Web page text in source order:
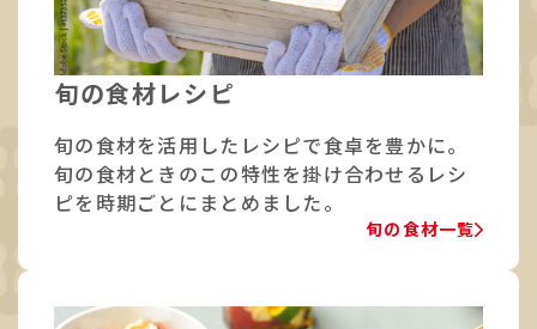
旬の食材レシピ
旬の食材を活用したレシピで食卓を豊かに。
旬の食材ときのこの特性を掛け合わせるレシ
ピを時期ごとにまとめました。
旬の食材一覧